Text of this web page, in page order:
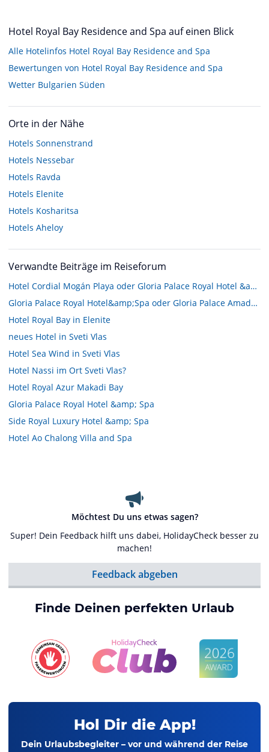
Hotel Royal Bay Residence and Spa auf einen Blick
Alle Hotelinfos Hotel Royal Bay Residence and Spa
Bewertungen von Hotel Royal Bay Residence and Spa
Wetter Bulgarien Süden
Orte in der Nähe
Hotels Sonnenstrand
Hotels Nessebar
Hotels Ravda
Hotels Elenite
Hotels Kosharitsa
Hotels Aheloy
Verwandte Beiträge im Reiseforum
Hotel Cordial Mogán Playa oder Gloria Palace Royal Hotel &amp; Spa
Gloria Palace Royal Hotel&amp;Spa oder Gloria Palace Amadores Thalasso&amp;Hotel
Hotel Royal Bay in Elenite
neues Hotel in Sveti Vlas
Hotel Sea Wind in Sveti Vlas
Hotel Nassi im Ort Sveti Vlas?
Hotel Royal Azur Makadi Bay
Gloria Palace Royal Hotel &amp; Spa
Side Royal Luxury Hotel &amp; Spa
Hotel Ao Chalong Villa and Spa
Möchtest Du uns etwas sagen?
Super! Dein Feedback hilft uns dabei, HolidayCheck besser zu
machen!
Feedback abgeben
Finde Deinen perfekten Urlaub
Hol Dir die App!
Dein Urlaubsbegleiter – vor und während der Reise